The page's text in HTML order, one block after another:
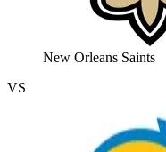
New Orleans Saints
VS